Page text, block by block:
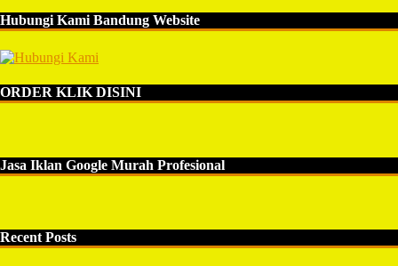
Hubungi Kami Bandung Website
ORDER KLIK DISINI
Jasa Iklan Google Murah Profesional
Recent Posts